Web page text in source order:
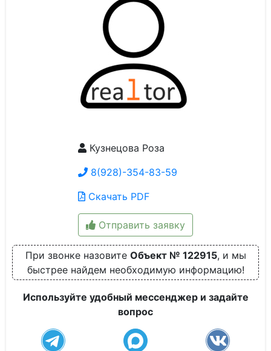
Кузнецова Роза
8(928)-354-83-59
Скачать PDF
Отправить заявку
При звонке назовите Объект № 122915, и мы
быстрее найдем необходимую информацию!
Используйте удобный мессенджер и задайте
вопрос